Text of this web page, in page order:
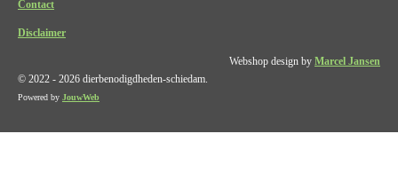
Contact
Disclaimer
Webshop design by Marcel Jansen
© 2022 - 2026 dierbenodigdheden-schiedam.
Powered by JouwWeb